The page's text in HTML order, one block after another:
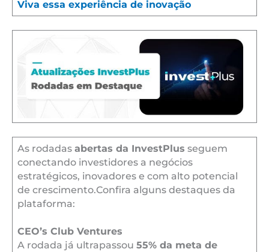
Viva essa experiência de inovação
As rodadas abertas da InvestPlus seguem
conectando investidores a negócios
estratégicos, inovadores e com alto potencial
de crescimento.Confira alguns destaques da
plataforma:
CEO’s Club Ventures
A rodada já ultrapassou 55% da meta de